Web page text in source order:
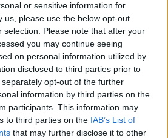
or sensitive information for
us, please use the below opt-out
selection. Please note that after your
you may continue seeing
on personal information utilized by
disclosed to third parties prior to
opt-out of the further
information by third parties on the
participants. This information may
to third parties on the IAB’s List of
that may further disclose it to other
la geotermia in Cile
si incontrano a Budapest
arriva anche dalla geotermia"
per la geotermia
il Cosvig gestirà i progetti